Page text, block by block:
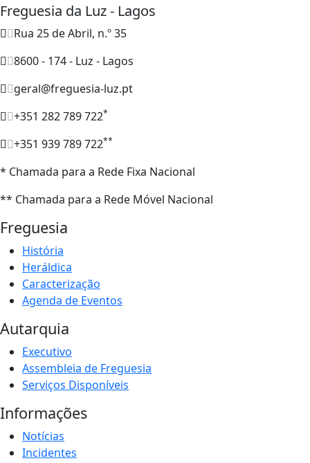
Freguesia da Luz - Lagos
Rua 25 de Abril, n.º 35
8600 - 174 - Luz - Lagos
geral@freguesia-luz.pt
+351 282 789 722*
+351 939 789 722**
* Chamada para a Rede Fixa Nacional
** Chamada para a Rede Móvel Nacional
Freguesia
História
Heráldica
Caracterização
Agenda de Eventos
Autarquia
Executivo
Assembleia de Freguesia
Serviços Disponíveis
Informações
Notícias
Incidentes